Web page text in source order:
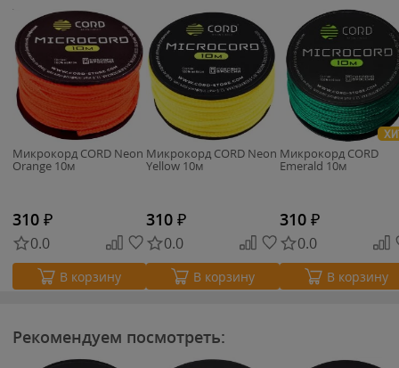
Микрокорд CORD Neon
Orange 10м
310 ₽
0.0
В корзину
Микрокорд CORD Neon
Yellow 10м
310 ₽
0.0
В корзину
Микрокорд CORD
Emerald 10м
310 ₽
0.0
В корзину
Рекомендуем посмотреть: